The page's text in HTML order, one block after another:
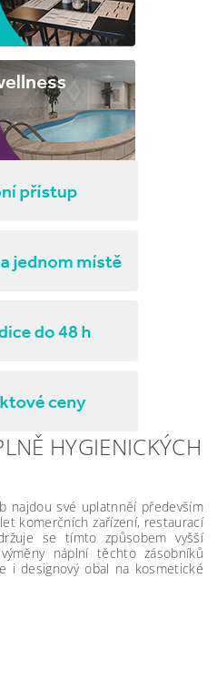
HYGIENICKÝCH
najdou své uplatnněí především
komerčních zařízení, restaurací
se tímto způsobem vyšší
náplní těchto zásobníků
i designový obal na kosmetické